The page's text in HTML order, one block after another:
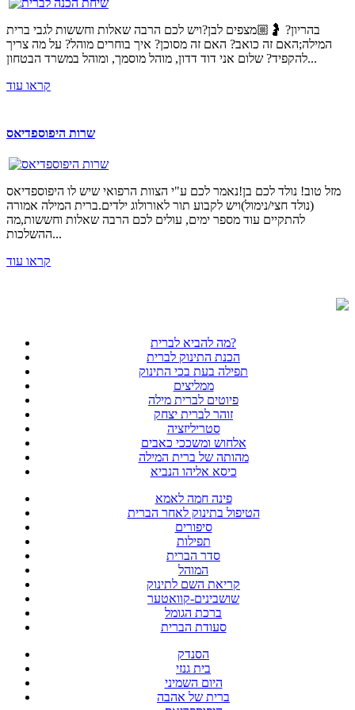
בהריון? 🤰🏼מצפים לבן?ויש לכם הרבה שאלות וחששות לגבי ברית
המילה;האם זה כואב? האם זה מסוכן? איך בוחרים מוהל? על מה צריך
להקפיד? שלום אני דוד דדון, מוהל מוסמך, ומוהל במשרד הבטחון...
קראו עוד
שרות היפוספדיאס
מזל טוב! נולד לכם בן!נאמר לכם ע"י הצוות הרפואי שיש לו היפוספדיאס
(נולד חצי/נימול)ויש לקבוע תור לאורולוג ילדים.ברית המילה אמורה
להתקיים עוד מספר ימים, עולים לכם הרבה שאלות וחששות,מה
ההשלכות...
קראו עוד
מה להביא לברית?
הכנת התינוק לברית
תפילה בעת בכי התינוק
ממליצים
פיוטים לברית מילה
זוהר לברית יצחק
סטריליזציה
אלחוש ומשככי כאבים
מהותה של ברית המילה
כיסא אליהו הנביא
פינה חמה לאמא
הטיפול בתינוק לאחר הברית
סיפורים
תפילות
סדר הברית
המוהל
קריאת השם לתינוק
שושבינים-קוואטער
ברכת הגומל
סעודת הברית
הסנדק
בית גנזי
היום השמיני
ברית של אהבה